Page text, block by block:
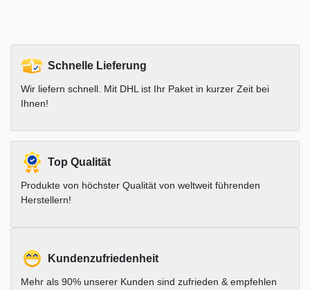
Schnelle Lieferung
Wir liefern schnell. Mit DHL ist Ihr Paket in kurzer Zeit bei
Ihnen!
Top Qualität
Produkte von höchster Qualität von weltweit führenden
Herstellern!
Kundenzufriedenheit
Mehr als 90% unserer Kunden sind zufrieden & empfehlen